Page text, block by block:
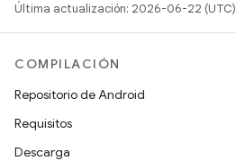
Última actualización: 2026-06-22 (UTC)
COMPILACIÓN
Repositorio de Android
Requisitos
Descarga